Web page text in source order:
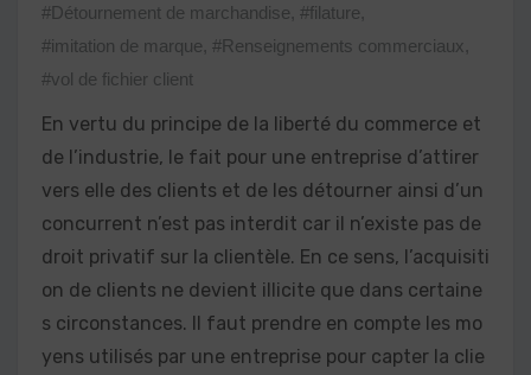
#Détournement de marchandise, #filature,
#imitation de marque, #Renseignements commerciaux,
#vol de fichier client
En vertu du principe de la liberté du commerce et
de l’industrie, le fait pour une entreprise d’attirer
vers elle des clients et de les détourner ainsi d’un
concurrent n’est pas interdit car il n’existe pas de
droit privatif sur la clientèle. En ce sens, l’acquisiti
on de clients ne devient illicite que dans certaine
s circonstances. Il faut prendre en compte les mo
yens utilisés par une entreprise pour capter la clie